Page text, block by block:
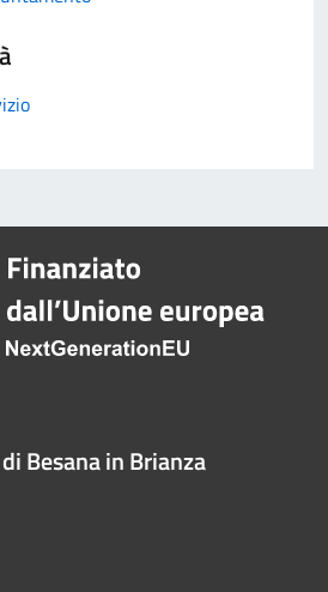
Besana in Brianza